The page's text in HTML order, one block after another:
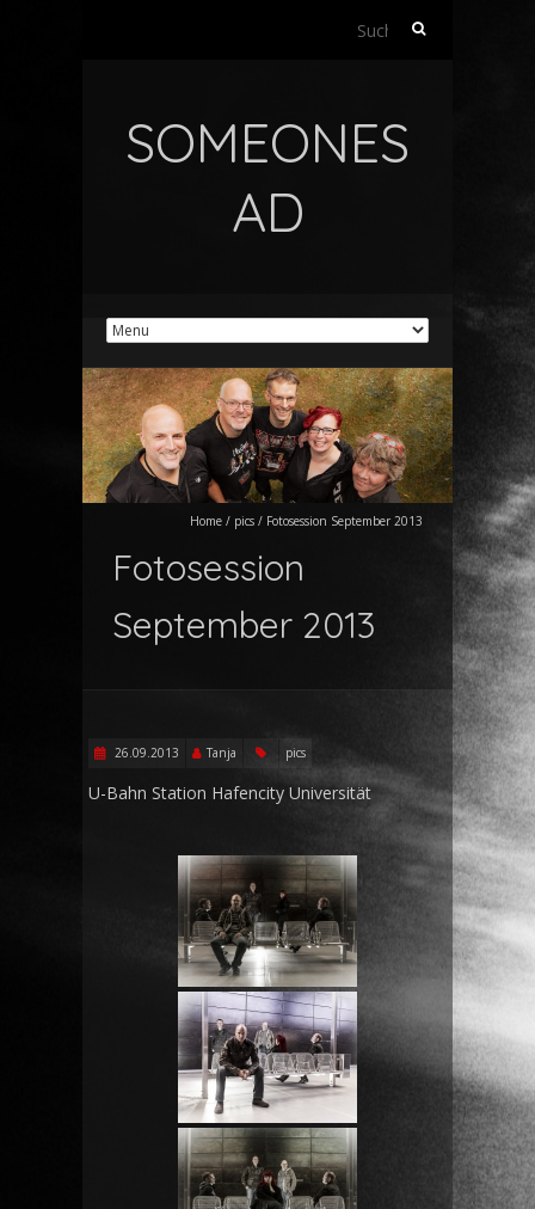
Suchen
SOMEONES
AD
Home / pics / Fotosession September 2013
Fotosession
September 2013
26.09.2013 Tanja pics
U-Bahn Station Hafencity Universität